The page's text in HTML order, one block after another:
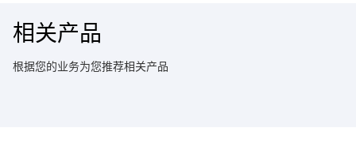
相关产品
根据您的业务为您推荐相关产品